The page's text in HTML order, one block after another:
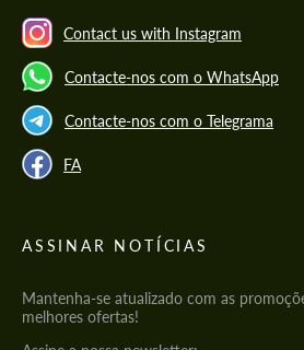
Contact us with Instagram
Contacte-nos com o WhatsApp
Contacte-nos com o Telegrama
FA
ASSINAR NOTÍCIAS
Mantenha-se atualizado com as
melhores ofertas!